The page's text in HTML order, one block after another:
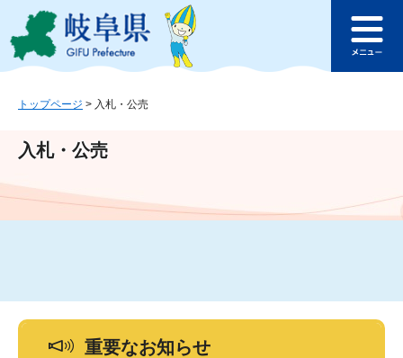
ジ
ュ
文
このページの本文へ
ュ
トップページ > 入札・公売
入札・公売
重要なお知らせ